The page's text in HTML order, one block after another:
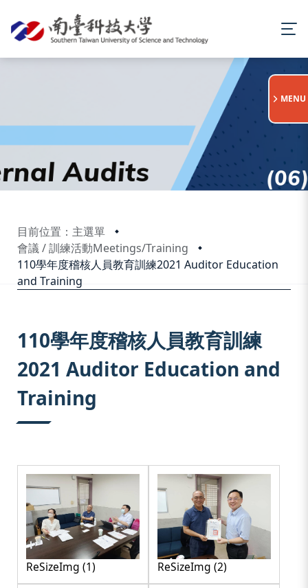
目前位置：主選單
會議 / 訓練活動Meetings/Training
110學年度稽核人員教育訓練2021 Auditor Education
and Training
:::
MENU
110學年度稽核人員教育訓練
2021 Auditor Education and
Training
ReSizeImg (1) ReSizeImg (2)